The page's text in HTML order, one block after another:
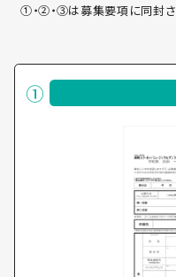
①・②・③は募集要項に同封さ